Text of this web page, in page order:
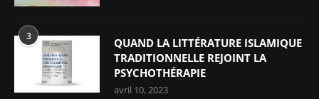
3
QUAND LA LITTÉRATURE ISLAMIQUE
TRADITIONNELLE REJOINT LA
PSYCHOTHÉRAPIE
avril 10, 2023